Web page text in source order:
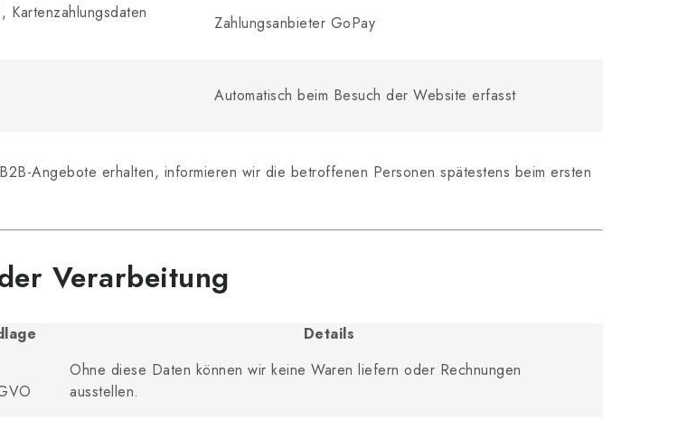
Kartenzahlungsdaten
Zahlungsanbieter GoPay
Automatisch beim Besuch der Website erfasst
Angebote erhalten, informieren wir die betroffenen Personen spätestens beim ersten
Verarbeitung
Details
Ohne diese Daten können wir keine Waren liefern oder Rechnungen
ausstellen.